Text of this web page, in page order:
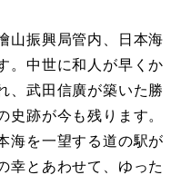
山振興局管内、日本海
。中世に和人が早くか
、武田信廣が築いた勝
史跡が今も残ります。
海を一望する道の駅が
幸とあわせて、ゆった